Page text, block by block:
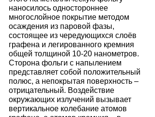
наносилось одностороннее
многослойное покрытие методом
осаждения из паровой фазы,
состоящее из чередующихся слоёв
графена и легированного кремния
общей толщиной 10-20 нанометров.
Сторона фольги с напылением
представляет собой положительный
полюс, а непокрытая поверхность –
отрицательный. Воздействие
окружающих излучений вызывает
вертикальное колебание атомов